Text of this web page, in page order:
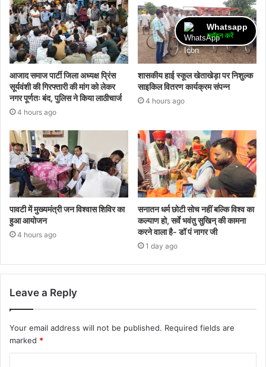
आजाद समाज पार्टी जिला अध्यक्ष प्रिंस
सूर्यवंशी की गिरफ्तारी की मांग को लेकर
नगर पूर्णतः बंद, पुलिस ने किया लाठीचार्ज
4 hours ago
शासकीय हाई स्कूल खेताखेड़ा पर निशुल्क
साइकिल वितरण कार्यक्रम संपन्न
4 hours ago
पावटी में मुख्यमंत्री जन विश्वास शिविर का
हुआ आयोजन
4 hours ago
सनातन धर्म छोटी सोच नहीं बल्कि विश्व का
कल्याण हो, सर्वे भवंतु सुखिन् की कामना
करने वाला है- डॉ पं नागर जी
1 day ago
Leave a Reply
Your email address will not be published. Required fields are
marked *
Whatsapp
ज्वॉइन करें